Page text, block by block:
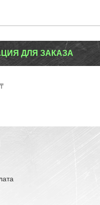
ДЛЯ ЗАКАЗА